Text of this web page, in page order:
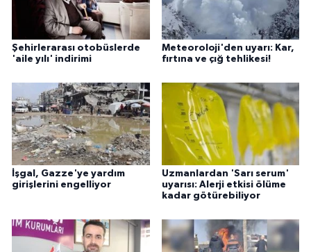
Şehirlerarası otobüslerde
'aile yılı' indirimi
Meteoroloji'den uyarı: Kar,
fırtına ve çığ tehlikesi!
İşgal, Gazze'ye yardım
girişlerini engelliyor
Uzmanlardan 'Sarı serum'
uyarısı: Alerji etkisi ölüme
kadar götürebiliyor